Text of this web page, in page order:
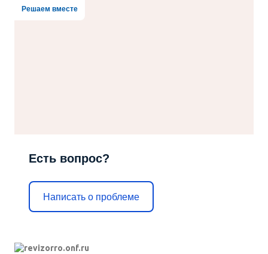
Решаем вместе
Есть вопрос?
Написать о проблеме